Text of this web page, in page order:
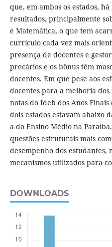
que, em ambos os estados,
resultados, principalmente
e Matemática, o que tem
currículo cada vez mais
presença de docentes e
precários e os bônus têm
docentes. Em que pese aos
docentes para a melhoria dos
notas do Ideb dos Anos
dois estados estavam abaixo
a do Ensino Médio na
questões estruturais mais
desempenho dos estudantes,
mecanismos utilizados para
DOWNLOADS